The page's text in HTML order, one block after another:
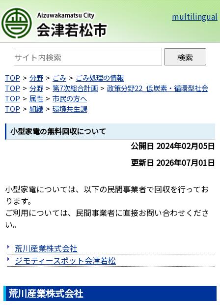
multilingual
TOP 分野 ごみ
ごみ処理の情報
TOP
分野 第7次総合計画
政策分野22_低炭素・循環型社会
TOP
属性
市民の方へ
TOP
組織 環境共生課
小型家電の無料回収について
公開日 2024年02月05日
更新日 2026年07月01日
小型家電については、以下の民間事業者で回収を行ってお
ります。
ご利用については、民間事業者に直接お問い合わせくださ
い。
荒川産業株式会社
ジモティースポット会津若松
荒川産業株式会社